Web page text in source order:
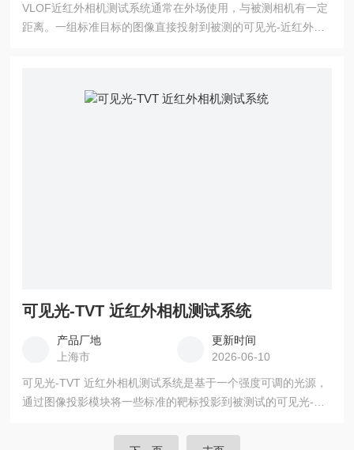
VLOF近红外相机测试系统通常在外场使用，与被测相机有一定
距离。一组标准目标的图像直接投射到被测的可见光-近红外相
小可分辨对比度MRC、灵敏度和动态范围。
可见光-TVT 近红外相机测试系统
产品厂地
上海市
更新时间
2026-06-10
可见光-TVT 近红外相机测试系统是基于一个强度可调的光源，
通过图像投影模块将一些标准的靶标投影到被测试的可见光-近
像，通过分析采集到的图像从而分析计算出相应的性能参数。